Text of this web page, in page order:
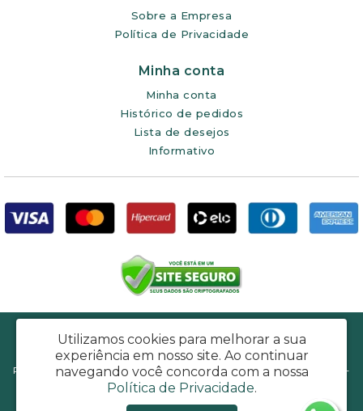
Sobre a Empresa
Política de Privacidade
Minha conta
Minha conta
Histórico de pedidos
Lista de desejos
Informativo
Poupa Agora Intermediação de Negócios e Vendas Ltda - CNPJ:
51.773.467/0001-05
Rua José Carlos Geiss, 755 - Recreio Campestre Joia - Indaiatuba / SP -
CEP: 13347-020
Utilizamos cookies para melhorar a sua
experiência em nosso site. Ao continuar
navegando você concorda com a nossa
Política de Privacidade.